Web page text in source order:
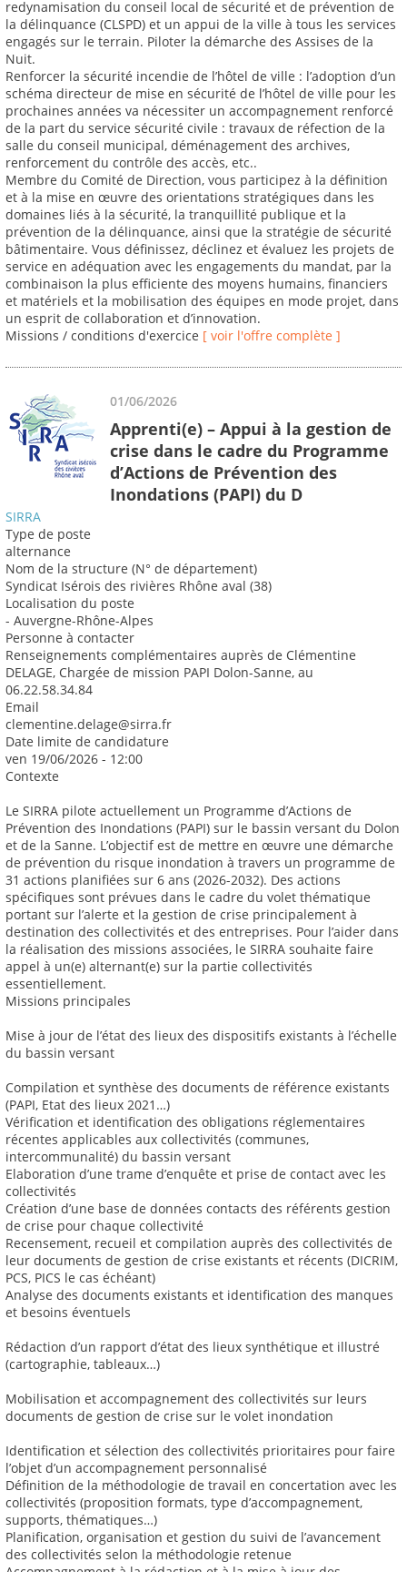
redynamisation du conseil local de sécurité et de prévention de
la délinquance (CLSPD) et un appui de la ville à tous les services
engagés sur le terrain. Piloter la démarche des Assises de la
Nuit.
Renforcer la sécurité incendie de l’hôtel de ville : l’adoption d’un
schéma directeur de mise en sécurité de l’hôtel de ville pour les
prochaines années va nécessiter un accompagnement renforcé
de la part du service sécurité civile : travaux de réfection de la
salle du conseil municipal, déménagement des archives,
renforcement du contrôle des accès, etc..
Membre du Comité de Direction, vous participez à la définition
et à la mise en œuvre des orientations stratégiques dans les
domaines liés à la sécurité, la tranquillité publique et la
prévention de la délinquance, ainsi que la stratégie de sécurité
bâtimentaire. Vous définissez, déclinez et évaluez les projets de
service en adéquation avec les engagements du mandat, par la
combinaison la plus efficiente des moyens humains, financiers
et matériels et la mobilisation des équipes en mode projet, dans
un esprit de collaboration et d’innovation.
Missions / conditions d'exercice [ voir l'offre complète ]
01/06/2026
Apprenti(e) – Appui à la gestion de
crise dans le cadre du Programme
d’Actions de Prévention des
Inondations (PAPI) du D
SIRRA
Type de poste
alternance
Nom de la structure (N° de département)
Syndicat Isérois des rivières Rhône aval (38)
Localisation du poste
- Auvergne-Rhône-Alpes
Personne à contacter
Renseignements complémentaires auprès de Clémentine
DELAGE, Chargée de mission PAPI Dolon-Sanne, au
06.22.58.34.84
Email
clementine.delage@sirra.fr
Date limite de candidature
ven 19/06/2026 - 12:00
Contexte
Le SIRRA pilote actuellement un Programme d’Actions de
Prévention des Inondations (PAPI) sur le bassin versant du Dolon
et de la Sanne. L’objectif est de mettre en œuvre une démarche
de prévention du risque inondation à travers un programme de
31 actions planifiées sur 6 ans (2026-2032). Des actions
spécifiques sont prévues dans le cadre du volet thématique
portant sur l’alerte et la gestion de crise principalement à
destination des collectivités et des entreprises. Pour l’aider dans
la réalisation des missions associées, le SIRRA souhaite faire
appel à un(e) alternant(e) sur la partie collectivités
essentiellement.
Missions principales
Mise à jour de l’état des lieux des dispositifs existants à l’échelle
du bassin versant
Compilation et synthèse des documents de référence existants
(PAPI, Etat des lieux 2021…)
Vérification et identification des obligations réglementaires
récentes applicables aux collectivités (communes,
intercommunalité) du bassin versant
Elaboration d’une trame d’enquête et prise de contact avec les
collectivités
Création d’une base de données contacts des référents gestion
de crise pour chaque collectivité
Recensement, recueil et compilation auprès des collectivités de
leur documents de gestion de crise existants et récents (DICRIM,
PCS, PICS le cas échéant)
Analyse des documents existants et identification des manques
et besoins éventuels
Rédaction d’un rapport d’état des lieux synthétique et illustré
(cartographie, tableaux…)
Mobilisation et accompagnement des collectivités sur leurs
documents de gestion de crise sur le volet inondation
Identification et sélection des collectivités prioritaires pour faire
l’objet d’un accompagnement personnalisé
Définition de la méthodologie de travail en concertation avec les
collectivités (proposition formats, type d’accompagnement,
supports, thématiques…)
Planification, organisation et gestion du suivi de l’avancement
des collectivités selon la méthodologie retenue